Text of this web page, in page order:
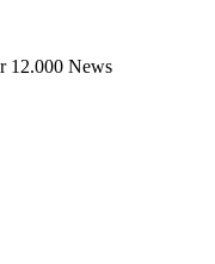
12.000 News